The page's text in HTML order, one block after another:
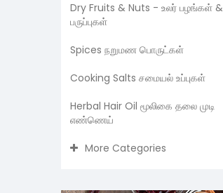
Dry Fruits & Nuts - உலர் பழங்கள் &
பருப்புகள்
Spices நறுமண பொருட்கள்
Cooking Salts சமையல் உப்புகள்
Herbal Hair Oil மூலிகை தலை முடி
எண்ணெய்
More Categories